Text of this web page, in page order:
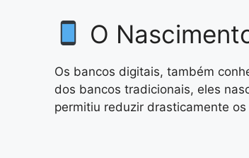
O
Os bancos digitais, também
dos bancos tradicionais, eles
permitiu reduzir drasticamente